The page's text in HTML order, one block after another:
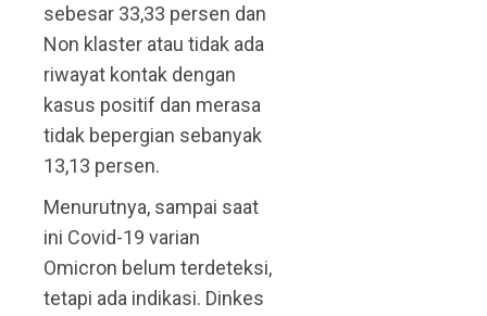
sebesar 33,33 persen dan
Non klaster atau tidak ada
riwayat kontak dengan
kasus positif dan merasa
tidak bepergian sebanyak
13,13 persen.
Menurutnya, sampai saat
ini Covid-19 varian
Omicron belum terdeteksi,
tetapi ada indikasi. Dinkes